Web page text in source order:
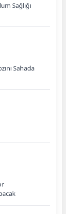
Sağlığı
Sahada